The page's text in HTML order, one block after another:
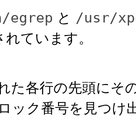
と /usr/
ています。
た各行の先頭にそ
ック番号を見つけ